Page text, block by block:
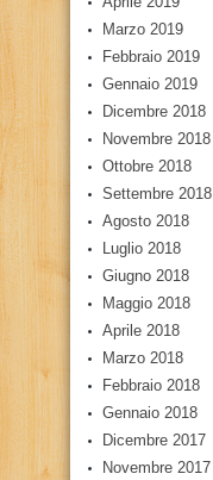
Marzo 2019
Febbraio 2019
Gennaio 2019
Dicembre 2018
Novembre 2018
Ottobre 2018
Settembre 2018
Agosto 2018
Luglio 2018
Giugno 2018
Maggio 2018
Aprile 2018
Marzo 2018
Febbraio 2018
Gennaio 2018
Dicembre 2017
Novembre 2017